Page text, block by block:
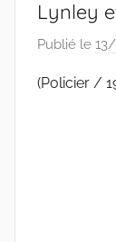
U
R
Lynley
Publié le
(Policier /